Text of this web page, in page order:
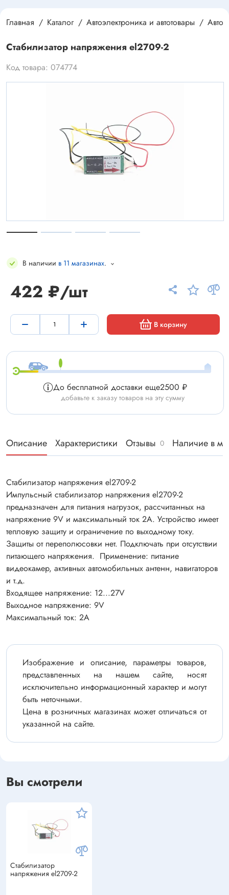
Главная Каталог Автоэлектроника и автотовары
Стабилизатор напряжения el2709-2
Код товара: 074774
В наличии в 11 магазинах.
422 ₽/шт
В корзину
До бесплатной доставки еще2500 ₽
добавьте к заказу товаров на эту сумму
Описание Характеристики Отзывы 0 Наличие в
Стабилизатор напряжения el2709-2
Импульсный стабилизатор напряжения el2709-2
предназначен для питания нагрузок, рассчитанных на
напряжение 9V и максимальный ток 2А. Устройство имеет
тепловую защиту и ограничение по выходному току.
Защиты от переполюсовки нет. Подключать при отсутствии
питающего напряжения. Применение: питание
видеокамер, активных автомобильных антенн, навигаторов
и т.д.
Входящее напряжение: 12...27V
Выходное напряжение: 9V
Максимальный ток: 2А
Изображение и описание, параметры товаров,
представленных на нашем сайте, носят
исключительно информационный характер и могут
быть неточными.
Цена в розничных магазинах может отличаться от
указанной на сайте.
Вы смотрели
Стабилизатор
напряжения el2709-2